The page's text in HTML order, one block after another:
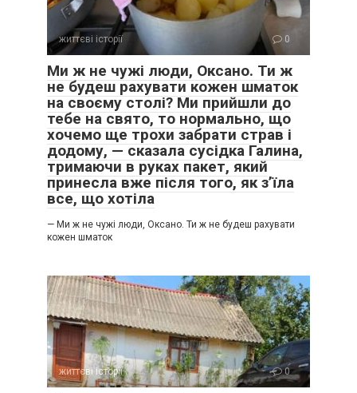
життєві історії 0
Ми ж не чужі люди, Оксано. Ти ж
не будеш рахувати кожен шматок
на своєму столі? Ми прийшли до
тебе на свято, то нормально, що
хочемо ще трохи забрати страв і
додому, — сказала сусідка Галина,
тримаючи в руках пакет, який
принесла вже після того, як з’їла
все, що хотіла
— Ми ж не чужі люди, Оксано. Ти ж не будеш рахувати
кожен шматок
життєві історії 0